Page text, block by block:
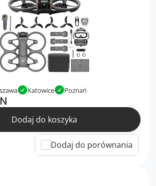
Katowice Poznań
Dodaj do koszyka
Dodaj do porównania